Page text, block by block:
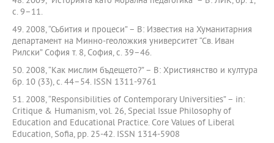
с. 9–11.
49. 2008, “Събития и процеси” – В: Известия на Хуманитарния
департамент на Минно-геоложкия университет “Св. Иван
Рилски” София т. 8, София, с. 39–46.
50. 2008, “Как мислим бъдещето?” – В: Християнство и култура
бр. 10 (33), с. 44–54. ISSN 1311-9761
51. 2008, “Responsibilities of Contemporary Universities” – in:
Critique & Humanism, vol. 26, Special Issue Philosophy of
Education and Educational Practice. Core Values of Liberal
Education, Sofia, pp. 25-42. ISSN 1314-5908